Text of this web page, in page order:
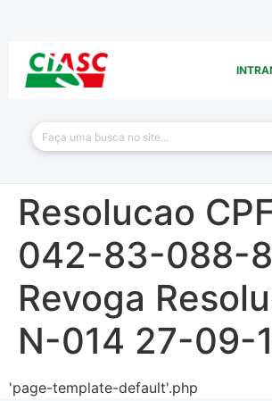
Resolucao
042-83-088-
Revoga
N-014 27-09-
'page-template-default'.php